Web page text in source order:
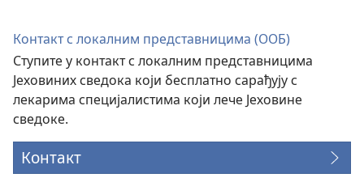
Контакт с локалним представницима (ООБ)
Ступите у контакт с локалним представницима
Јеховиних сведока који бесплатно сарађују с
лекарима специјалистима који лече Јеховине
сведоке.
Контакт